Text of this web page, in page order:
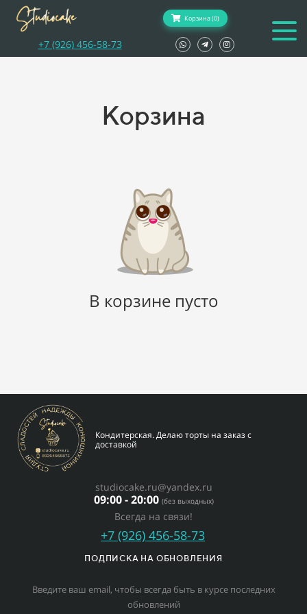
Корзина (0)
+7 (926) 456-58-73
Корзина
В корзине пусто
Кондитерская. Делаю торты на заказ с
доставкой
studiocake.ru@yandex.ru
09:00 - 20:00 (без выходных)
Всегда на связи!
+7 (926) 456-58-73
ПОДПИСКА НА ОБНОВЛЕНИЯ
Введите ваш email, чтобы всегда быть в курсе последних
обновлений